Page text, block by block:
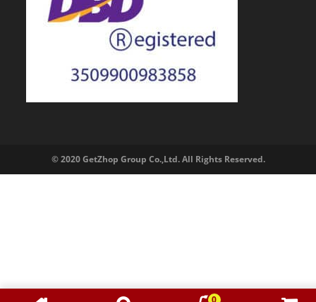
© 2020 GetZhop Group Co.,Ltd. All Rights Reserved.
0